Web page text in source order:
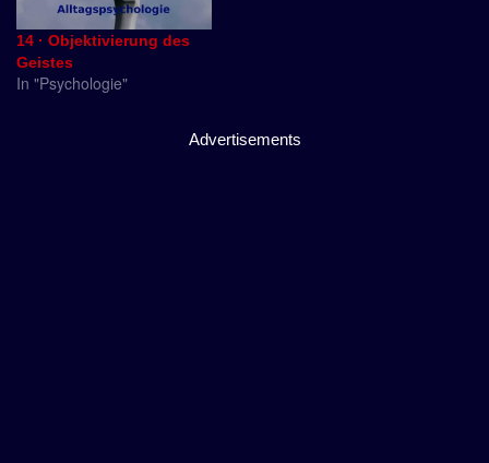
14 · Objektivierung des
Geistes
In "Psychologie"
Advertisements